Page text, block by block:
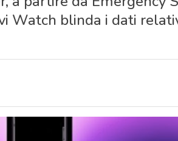
Watch blinda i dati